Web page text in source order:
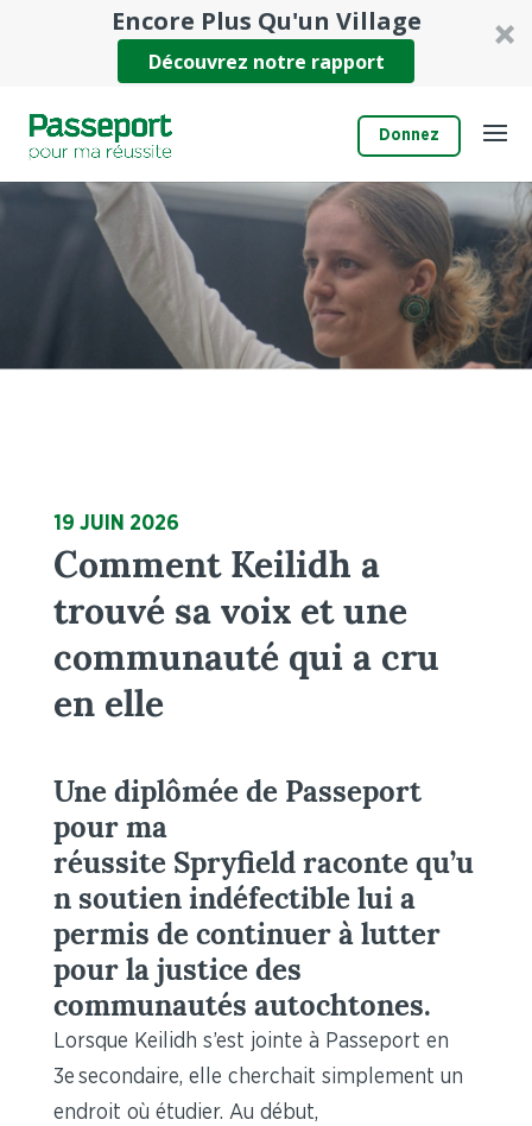
Encore Plus Qu'un Village
Découvrez notre rapport
Donnez
19 JUIN 2026
Comment Keilidh a
trouvé sa voix et une
communauté qui a cru
en elle
Une diplômée de Passeport
pour ma
réussite Spryfieldraconte qu’u
n soutien indéfectible lui a
permis de continuer à lutter
pour la justice des
communautés autochtones.
Lorsque Keilidh s’est jointe à Passeport en
3e secondaire, elle cherchait simplement un
endroit où étudier. Au début,